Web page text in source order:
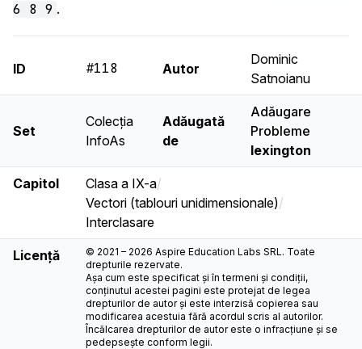
6 8 9 .
ID #118 Autor
Dominic
Satnoianu
Set
Colecția
InfoAs
Adăugată
de
Adăugare
Probleme
lexington
Capitol Clasa a IX-a/
Vectori (tablouri unidimensionale)/
Interclasare
Licență
© 2021 – 2026 Aspire Education Labs SRL. Toate
drepturile rezervate.
Așa cum este specificat și în termeni și condiții,
conținutul acestei pagini este protejat de legea
drepturilor de autor și este interzisă copierea sau
modificarea acestuia fără acordul scris al autorilor.
Încălcarea drepturilor de autor este o infracțiune și se
pedepsește conform legii.